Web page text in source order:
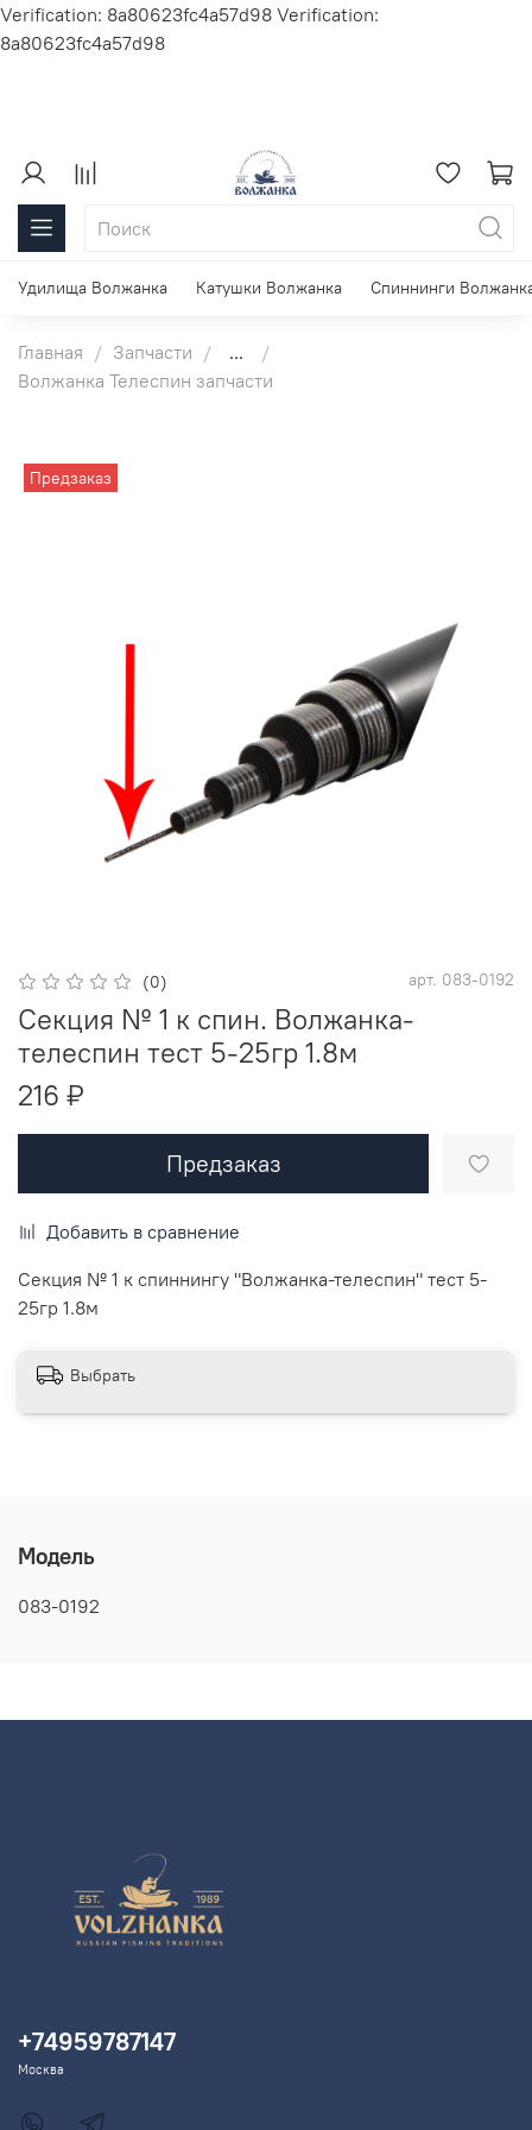
Verification: 8a80623fc4a57d98 Verification:
8a80623fc4a57d98
Удилища Волжанка Катушки Волжанка Спиннинги
Главная Запчасти
...
Волжанка Телеспин запчасти
Предзаказ
(0) арт. 083-0192
Секция № 1 к спин. Волжанка-
телеспин тест 5-25гр 1.8м
216 ₽
Предзаказ
Добавить в сравнение
Секция № 1 к спиннингу "Волжанка-телеспин" тест 5-
25гр 1.8м
Выбрать
Модель
083-0192
+74959787147
Москва